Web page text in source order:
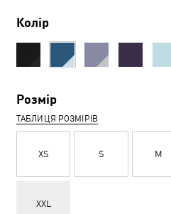
Колір
Розмір
ТАБЛИЦЯ РОЗМІРІВ
XS S M
XXL